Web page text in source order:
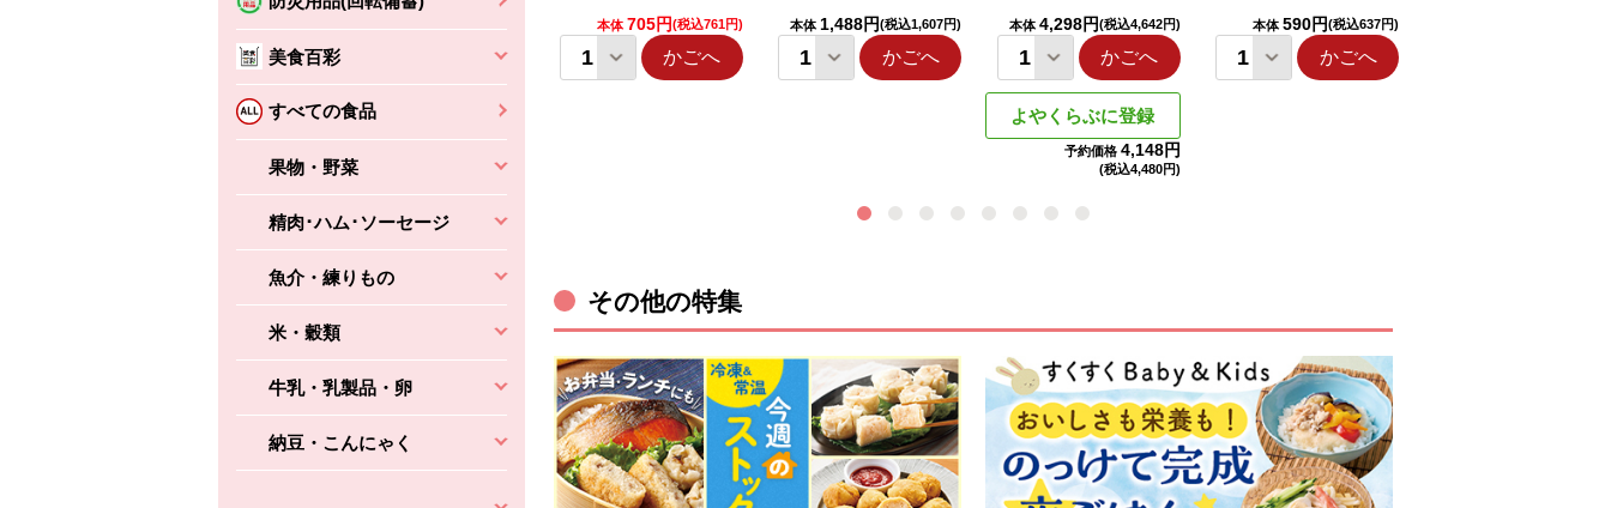
美食百彩
すべての食品
果物・野菜
精肉･ハム･ソーセージ
魚介・練りもの
米・穀類
牛乳・乳製品・卵
納豆・こんにゃく
本体 705円(税込761円)
かごへ
本体 1,488円(税込1,607円)
かごへ
本体 4,298円(税込4,642円)
かごへ
よやくらぶに登録
予約価格 4,148円
(税込4,480円)
本体 590円(税込637円)
かごへ
かごへ
かごへ
その他の特集